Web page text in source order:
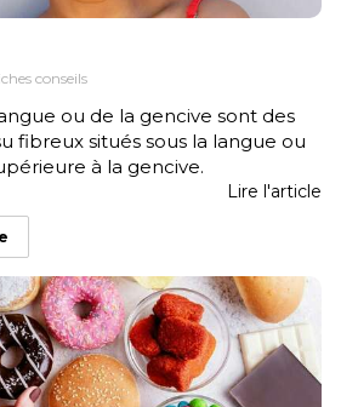
conseils
ou de la gencive sont des
fibreux situés sous la langue ou
à la gencive.
Lire l'article